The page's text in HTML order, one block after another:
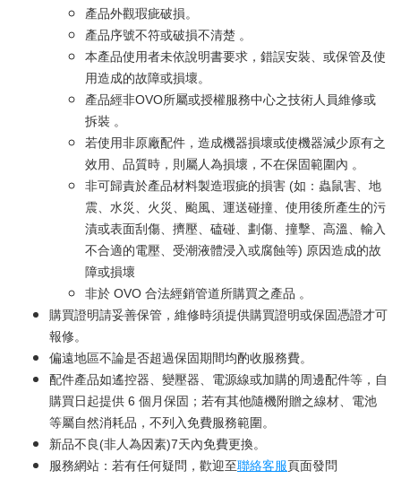
產品外觀瑕疵破損。
產品序號不符或破損不清楚 。
本產品使用者未依說明書要求，錯誤安裝、或保管及使
用造成的故障或損壞。
產品經非OVO所屬或授權服務中心之技術人員維修或
拆裝 。
若使用非原廠配件，造成機器損壞或使機器減少原有之
效用、品質時，則屬人為損壞，不在保固範圍內 。
非可歸責於產品材料製造瑕疵的損害 (如：蟲鼠害、地
震、水災、火災、颱風、運送碰撞、使用後所產生的污
漬或表面刮傷、擠壓、磕碰、劃傷、撞擊、高溫、輸入
不合適的電壓、受潮液體浸入或腐蝕等) 原因造成的故
障或損壞
非於 OVO 合法經銷管道所購買之產品 。
購買證明請妥善保管，維修時須提供購買證明或保固憑證才可
報修。
偏遠地區不論是否超過保固期間均酌收服務費。
配件產品如遙控器、變壓器、電源線或加購的周邊配件等，自
購買日起提供 6 個月保固；若有其他隨機附贈之線材、電池
等屬自然消耗品，不列入免費服務範圍。
新品不良(非人為因素)7天內免費更換。
服務網站：若有任何疑問，歡迎至聯絡客服頁面發問